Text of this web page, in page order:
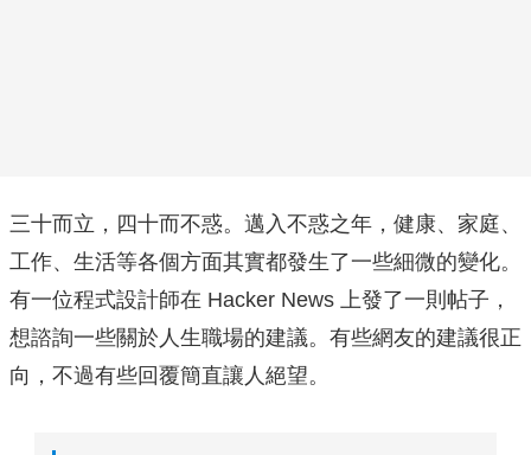
三十而立，四十而不惑。邁入不惑之年，健康、家庭、
工作、生活等各個方面其實都發生了一些細微的變化。
有一位程式設計師在 Hacker News 上發了一則帖子，
想諮詢一些關於人生職場的建議。有些網友的建議很正
向，不過有些回覆簡直讓人絕望。